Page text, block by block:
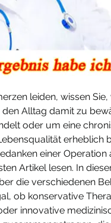
leiden, wissen
Alltag damit zu
oder um eine
erheblich
einer Operation
Artikel lesen. In
die verschiedenen
ob konservative
innovative